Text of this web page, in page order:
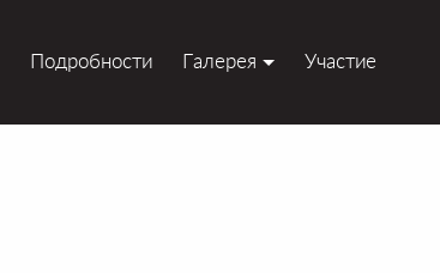
Подробности Галерея Участие